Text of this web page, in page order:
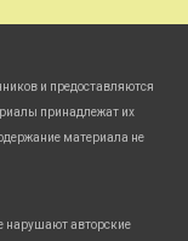
и предоставляются
принадлежат их
материала не
нарушают авторские